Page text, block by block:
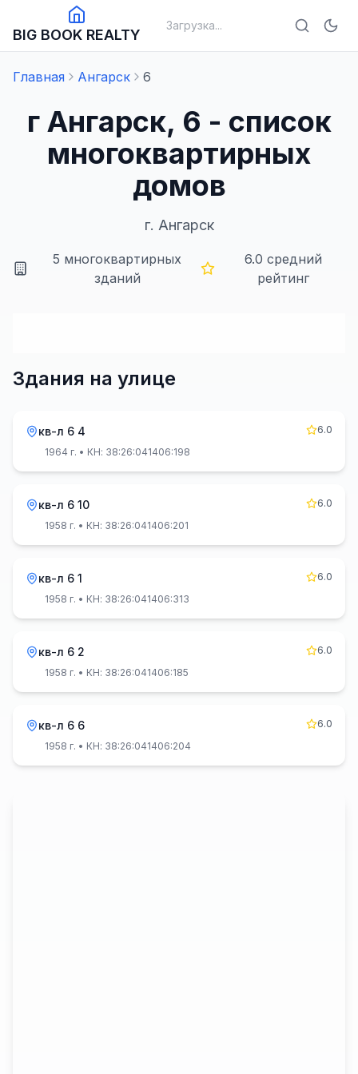
BIG BOOK REALTY
Загрузка...
Главная Ангарск 6
г Ангарск, 6 - список
многоквартирных
домов
г. Ангарск
5 многоквартирных
зданий
6.0 средний
рейтинг
Здания на улице
кв-л 6 4
6.0
1964 г. • КН: 38:26:041406:198
кв-л 6 10
6.0
1958 г. • КН: 38:26:041406:201
кв-л 6 1
6.0
1958 г. • КН: 38:26:041406:313
кв-л 6 2
6.0
1958 г. • КН: 38:26:041406:185
кв-л 6 6
6.0
1958 г. • КН: 38:26:041406:204